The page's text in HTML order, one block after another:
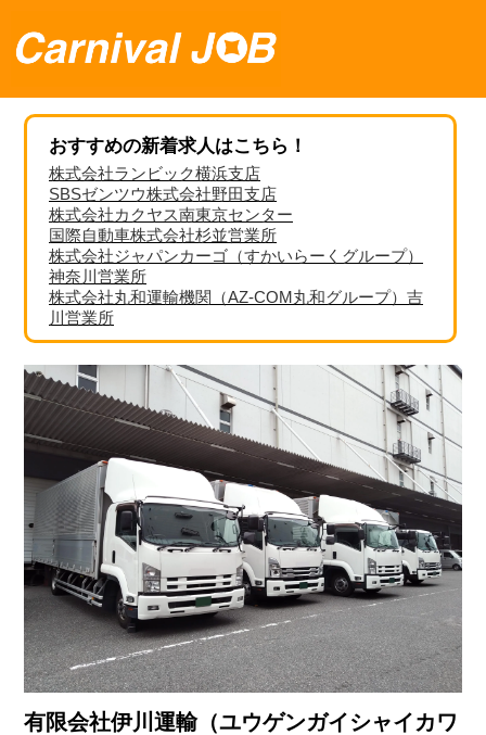
おすすめの新着求人はこちら！
株式会社ランビック横浜支店
SBSゼンツウ株式会社野田支店
株式会社カクヤス南東京センター
国際自動車株式会社杉並営業所
株式会社ジャパンカーゴ（すかいらーくグループ）
神奈川営業所
株式会社丸和運輸機関（AZ-COM丸和グループ）吉
川営業所
有限会社伊川運輸（ユウゲンガイシャイカワ